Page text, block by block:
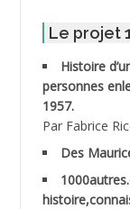
ABDESMED
ABDESSLEM
Le projet
Histoire
personnes
1957.
Par Fabrice
Des